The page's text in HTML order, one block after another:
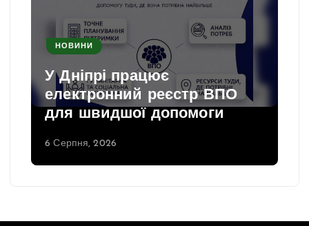
НОВИНИ
У Дніпрі працює
електронний реєстр ВПО
для швидшої допомоги
6 Серпня, 2026